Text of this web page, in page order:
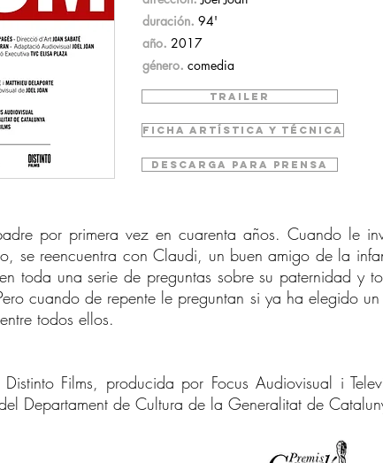
duración. 94'
año. 2017
género. comedia
TRAILER
FICHA ARTÍSTICA Y TÉCNICA
DESCARGA PARA PRENSA
por primera vez en cuarenta años. Cuando le
se reencuentra con Claudi, un buen amigo de la
toda una serie de preguntas sobre su paternidad y
cuando de repente le preguntan si ya ha elegido
todos ellos.
Films, producida por Focus Audiovisual i
Departament de Cultura de la Generalitat de